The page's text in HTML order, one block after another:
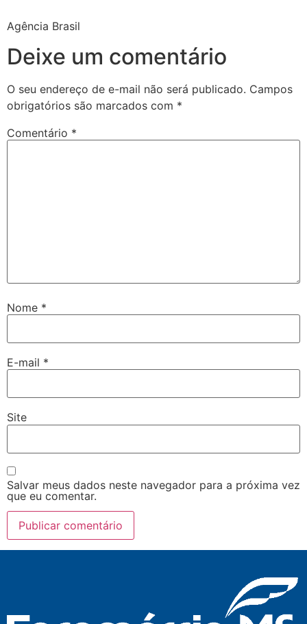
Agência Brasil
Deixe um comentário
O seu endereço de e-mail não será publicado. Campos
obrigatórios são marcados com *
Comentário *
Nome *
E-mail *
Site
Salvar meus dados neste navegador para a próxima vez
que eu comentar.